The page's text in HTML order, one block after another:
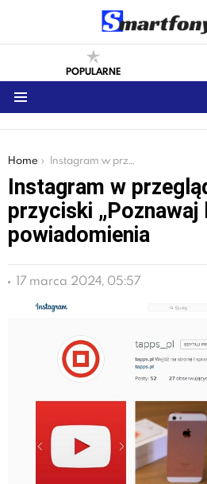
POPULARNE
You are here:
Home Instagram w przeglądarce zyskuje przyciski „Poznawaj ludzi” i powiadomienia
Instagram w
przyciski „Poznawaj
powiadomienia
17 marca 2024, 05:57